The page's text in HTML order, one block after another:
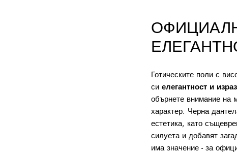
Готическите поли с
сиелегантност и
обърнете внимание на
характер. Черна
естетика, като
силуета и добавят
има значение - за